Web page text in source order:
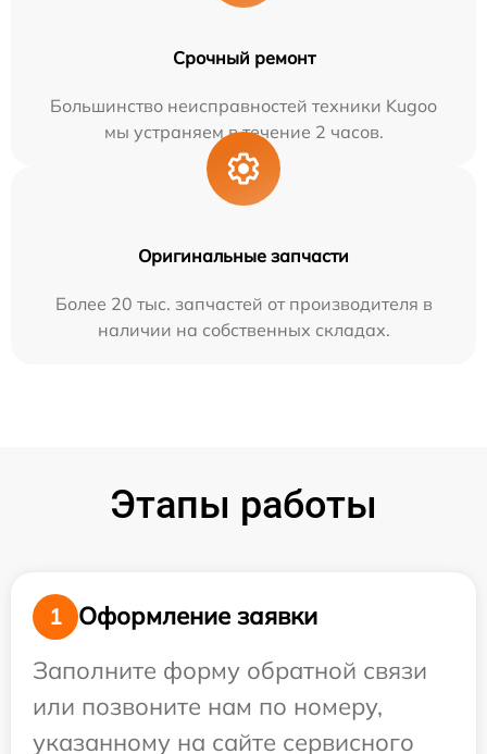
Срочный ремонт
Большинство неисправностей техники Kugoo
мы устраняем в течение 2 часов.
Оригинальные запчасти
Более 20 тыс. запчастей от производителя в
наличии на собственных складах.
Этапы работы
1
Оформление заявки
Заполните форму обратной связи
или позвоните нам по номеру,
указанному на сайте сервисного